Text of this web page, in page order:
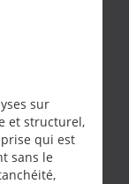
sur
et structurel,
qui est
sans le